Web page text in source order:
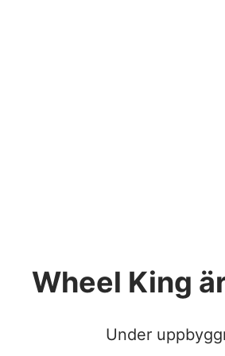
Wheel King
Under